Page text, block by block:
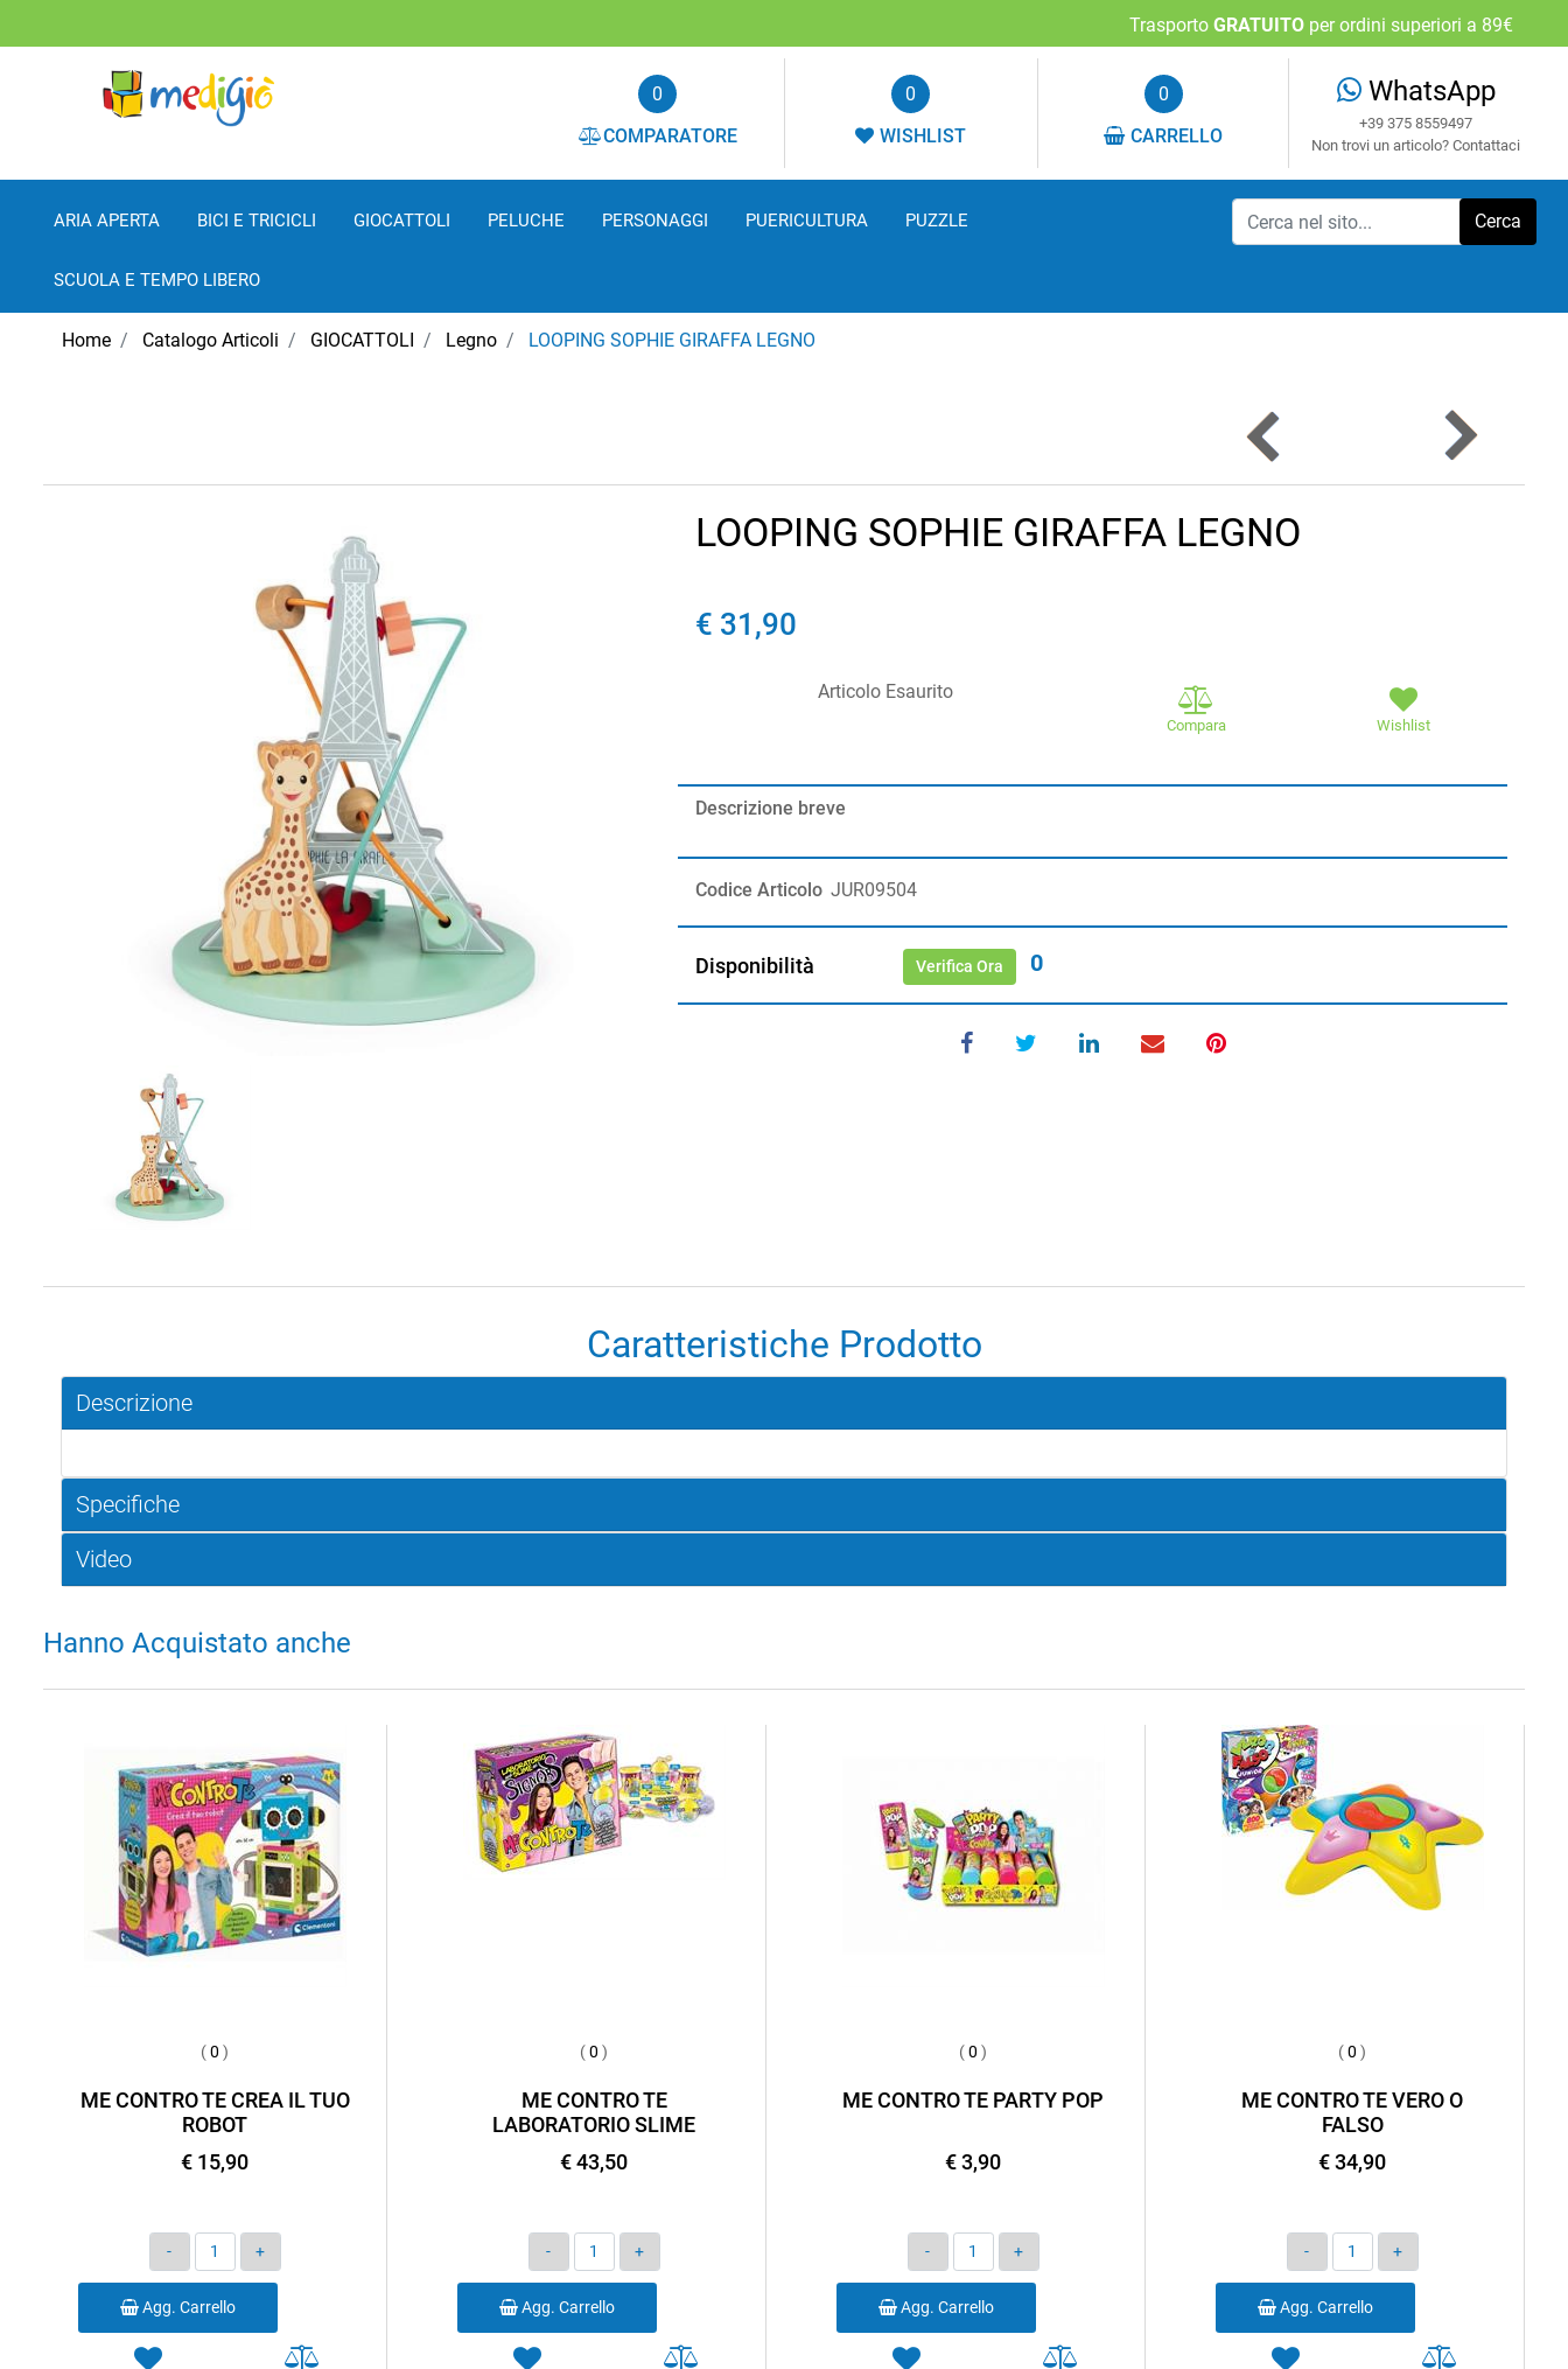
Trasporto GRATUITO per ordini superiori a 89€
0
COMPARATORE
0
WISHLIST
0
CARRELLO
WhatsApp
+39 375 8559497
Non trovi un articolo? Contattaci
ARIA APERTA BICI E TRICICLI GIOCATTOLI PELUCHE PERSONAGGI PUERICULTURA PUZZLE
SCUOLA E TEMPO LIBERO
Home Catalogo Articoli GIOCATTOLI Legno LOOPING SOPHIE GIRAFFA LEGNO
LOOPING SOPHIE GIRAFFA LEGNO
€ 31,90
Articolo Esaurito
Compara Wishlist
Descrizione breve
Codice Articolo JUR09504
Disponibilità Verifica Ora 0
Caratteristiche Prodotto
Descrizione
Specifiche
Video
Hanno Acquistato anche
(0 )
ME CONTRO TE CREA IL TUO
ROBOT
€ 15,90
Quantità
Agg. Carrello
(0 )
ME CONTRO TE
LABORATORIO SLIME
€ 43,50
Quantità
Agg. Carrello
(0 )
ME CONTRO TE PARTY POP
€ 3,90
Quantità
Agg. Carrello
(0 )
ME CONTRO TE VERO O
FALSO
€ 34,90
Quantità
Agg. Carrello